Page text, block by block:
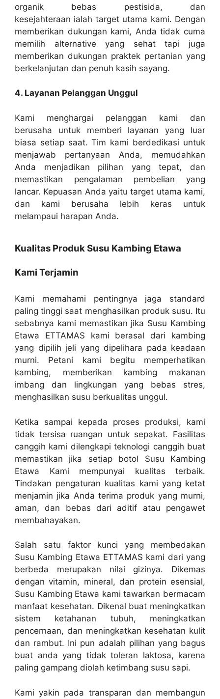
organik bebas pestisida, dan
kesejahteraan ialah target utama kami. Dengan
memberikan dukungan kami, Anda tidak cuma
memilih alternative yang sehat tapi juga
memberikan dukungan praktek pertanian yang
berkelanjutan dan penuh kasih sayang.
4. Layanan Pelanggan Unggul
Kami menghargai pelanggan kami dan
berusaha untuk memberi layanan yang luar
biasa setiap saat. Tim kami berdedikasi untuk
menjawab pertanyaan Anda, memudahkan
Anda menjadikan pilihan yang tepat, dan
memastikan pengalaman pembelian yang
lancar. Kepuasan Anda yaitu target utama kami,
dan kami berusaha lebih keras untuk
melampaui harapan Anda.
Kualitas Produk Susu Kambing Etawa
Kami Terjamin
Kami memahami pentingnya jaga standard
paling tinggi saat menghasilkan produk susu. Itu
sebabnya kami memastikan jika Susu Kambing
Etawa ETTAMAS kami berasal dari kambing
yang dipilih jeli yang dipelihara pada keadaan
murni. Petani kami begitu memperhatikan
kambing, memberikan kambing makanan
imbang dan lingkungan yang bebas stres,
menghasilkan susu berkualitas unggul.
Ketika sampai kepada proses produksi, kami
tidak tersisa ruangan untuk sepakat. Fasilitas
canggih kami dilengkapi teknologi canggih buat
memastikan jika setiap botol Susu Kambing
Etawa Kami mempunyai kualitas terbaik.
Tindakan pengaturan kualitas kami yang ketat
menjamin jika Anda terima produk yang murni,
aman, dan bebas dari aditif atau pengawet
membahayakan.
Salah satu faktor kunci yang membedakan
Susu Kambing Etawa ETTAMAS kami dari yang
berbeda merupakan nilai gizinya. Dikemas
dengan vitamin, mineral, dan protein esensial,
Susu Kambing Etawa kami tawarkan bermacam
manfaat kesehatan. Dikenal buat meningkatkan
sistem ketahanan tubuh, meningkatkan
pencernaan, dan meningkatkan kesehatan kulit
dan rambut. Ini pun adalah pilihan yang bagus
buat anda yang tidak toleran laktosa, karena
paling gampang diolah ketimbang susu sapi.
Kami yakin pada transparan dan membangun